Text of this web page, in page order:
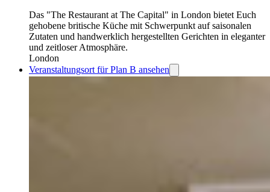
Das "The Restaurant at The Capital" in London bietet Euch
gehobene britische Küche mit Schwerpunkt auf saisonalen
Zutaten und handwerklich hergestellten Gerichten in eleganter
und zeitloser Atmosphäre.
London
Veranstaltungsort für Plan B ansehen